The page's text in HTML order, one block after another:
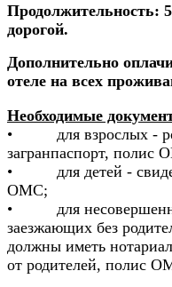
Продолжительность:
дорогой.
Дополнительно
отеле на всех
Необходимые
• для взрослых -
загранпаспорт, полис
• для детей -
ОМС;
• для
заезжающих без
должны иметь
от родителей, полис